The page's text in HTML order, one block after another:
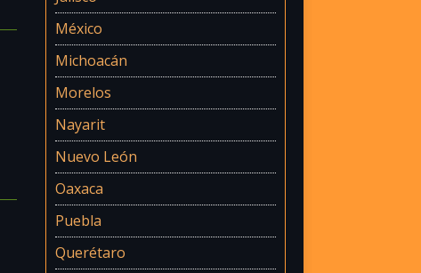
México
Michoacán
Morelos
Nayarit
Nuevo León
Oaxaca
Puebla
Querétaro